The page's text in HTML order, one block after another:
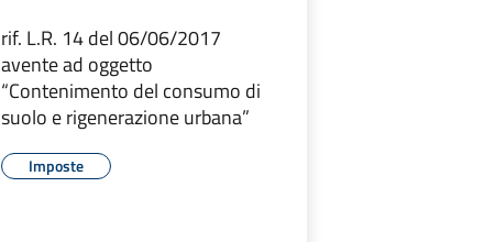
rif. L.R. 14 del 06/06/2017
avente ad oggetto
“Contenimento del consumo di
suolo e rigenerazione urbana”
Imposte